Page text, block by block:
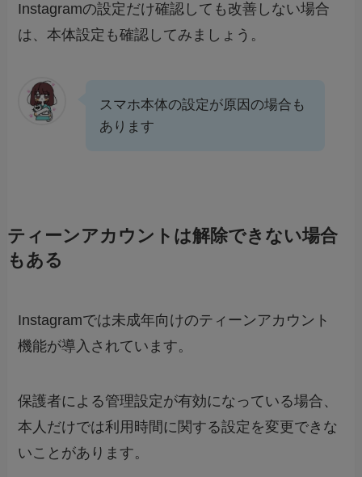
Instagramの設定だけ確認しても改善しない場合
は、本体設定も確認してみましょう。
スマホ本体の設定が原因の場合も
あります
ティーンアカウントは解除できない場合
もある
Instagramでは未成年向けのティーンアカウント
機能が導入されています。
保護者による管理設定が有効になっている場合、
本人だけでは利用時間に関する設定を変更できな
いことがあります。